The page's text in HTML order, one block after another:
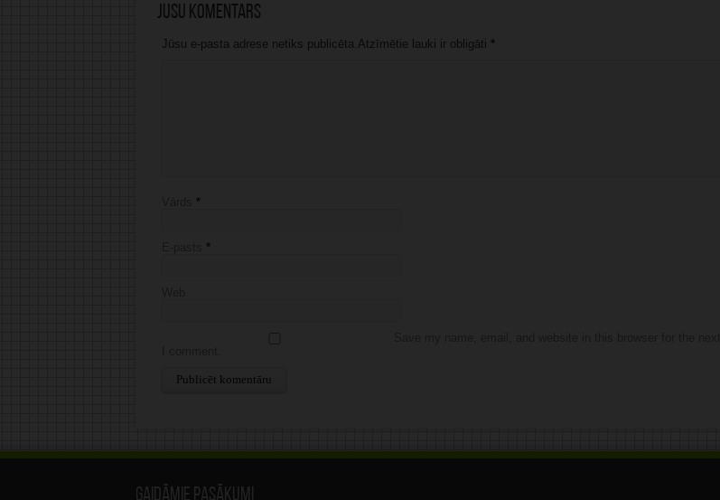
Jūsu komentārs
Jūsu e-pasta adrese netiks publicēta.Atzīmētie lauki ir obligāti *
*
*